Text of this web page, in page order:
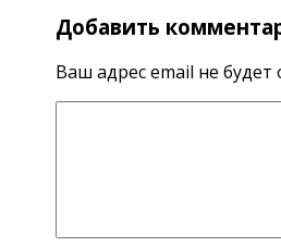
Добавить
Ваш адрес email не будет